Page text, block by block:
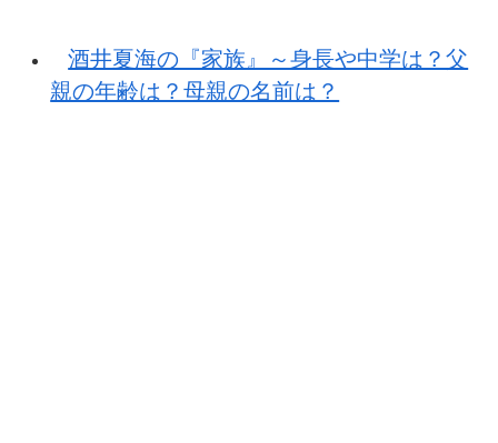
酒井夏海の『家族』～身長や中学は？父
親の年齢は？母親の名前は？